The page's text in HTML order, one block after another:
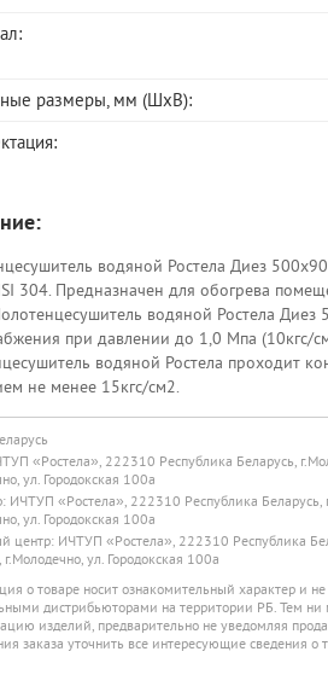
размеры, мм (ШхВ):
водяной Ростела Диез
304. Предназначен для обогрева
водяной Ростела
при давлении до 1,0 Мпа (10кгс/
водяной Ростела проходит
не менее 15кгс/см2.
«Ростела», 222310 Республика Беларусь,
ул. Городокская 100а
ИЧТУП «Ростела», 222310 Республика Беларусь,
ул. Городокская 100а
центр: ИЧТУП «Ростела», 222310 Республика
г.Молодечно, ул. Городокская 100а
о товаре носит ознакомительный характер и
дистрибьюторами на территории РБ. Тем ни
изделий, предварительно не уведомляя
заказа уточнить все интересующие сведения о